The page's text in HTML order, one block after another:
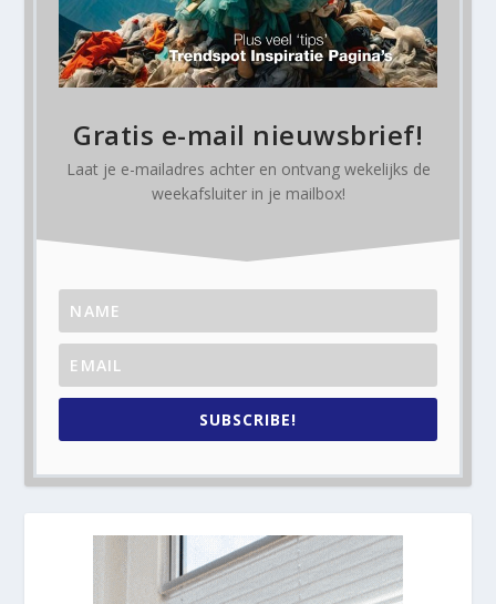
Gratis e-mail nieuwsbrief!
Laat je e-mailadres achter en ontvang wekelijks de
weekafsluiter in je mailbox!
SUBSCRIBE!